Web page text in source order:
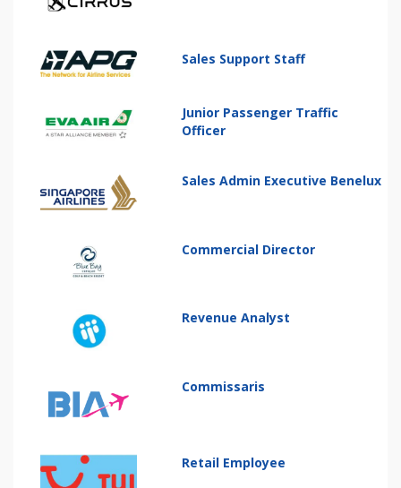
Sales Support Staff
Junior Passenger Traffic
Officer
Sales Admin Executive Benelux
Commercial Director
Revenue Analyst
Commissaris
Retail Employee